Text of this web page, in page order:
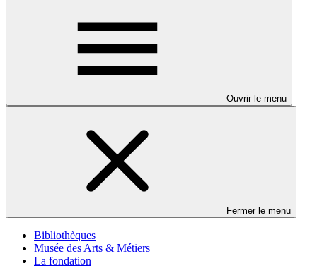
Ouvrir le menu
Fermer le menu
Bibliothèques
Musée des Arts & Métiers
La fondation